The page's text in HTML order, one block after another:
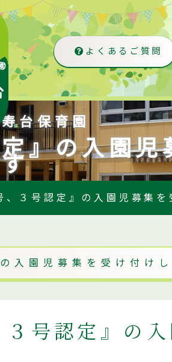
よくあるご質問
台保育園
』の入園児
３号認定』の入園児募集を
入園児募集を受け付けし
号認定』の